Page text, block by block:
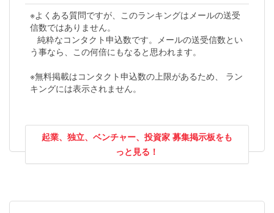
※よくある質問ですが、このランキングはメールの送受
信数ではありません。
純粋なコンタクト申込数です。メールの送受信数とい
う事なら、この何倍にもなると思われます。
※無料掲載はコンタクト申込数の上限があるため、 ラン
キングには表示されません。
起業、独立、ベンチャー、投資家 募集掲示板をも
っと見る！